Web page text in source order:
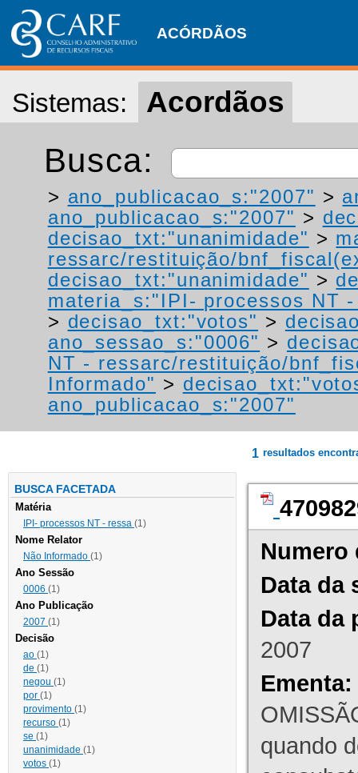
ACÓRDÃOS
Sistemas: Acordãos
Busca:
> ano_publicacao_s:"2007" >
ano_publicacao_s:"2007" >
decisao_txt:"unanimidade" >
ressarc/restituição/
decisao_txt:"unanimidade" >
materia_s:"IPI- processos NT
> decisao_txt:"votos" >
ano_sessao_s:"0006" >
NT - ressarc/restituição/
Informado" >
ano_publicacao_s:"2007"
BUSCA FACETADA
Matéria
IPI- processos NT - ressa (1)
Nome Relator
Não Informado (1)
Ano Sessão
0006 (1)
Ano Publicação
2007 (1)
Decisão
ao (1)
de (1)
negou (1)
por (1)
provimento (1)
recurso (1)
se (1)
unanimidade (1)
votos (1)
1 resultados
Numero
Data da
Data da
2007
Ementa:
quando